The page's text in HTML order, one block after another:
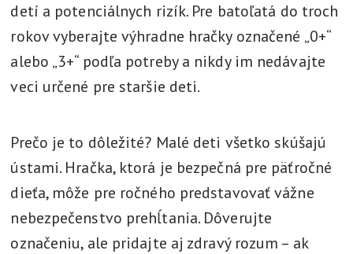
detí a potenciálnych rizík. Pre batoľatá do troch
rokov vyberajte výhradne hračky označené „0+“
alebo „3+“ podľa potreby a nikdy im nedávajte
veci určené pre staršie deti.
Prečo je to dôležité? Malé deti všetko skúšajú
ústami. Hračka, ktorá je bezpečná pre päťročné
dieťa, môže pre ročného predstavovať vážne
nebezpečenstvo prehĺtania. Dôverujte
označeniu, ale pridajte aj zdravý rozum – ak